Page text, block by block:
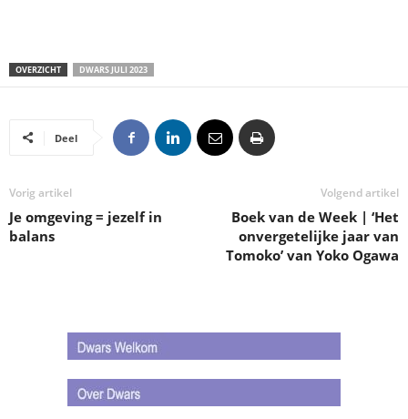
OVERZICHT DWARS JULI 2023
Deel
Vorig artikel
Je omgeving = jezelf in
balans
Volgend artikel
Boek van de Week | ‘Het
onvergetelijke jaar van
Tomoko’ van Yoko Ogawa